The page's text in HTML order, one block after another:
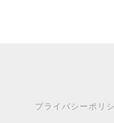
プライバシーポリ